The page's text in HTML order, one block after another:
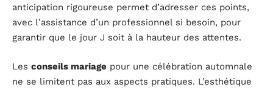
anticipation rigoureuse permet d’adresser ces points,
avec l’assistance d’un professionnel si besoin, pour
garantir que le jour J soit à la hauteur des attentes.
Les conseils mariage pour une célébration automnale
ne se limitent pas aux aspects pratiques. L’esthétique